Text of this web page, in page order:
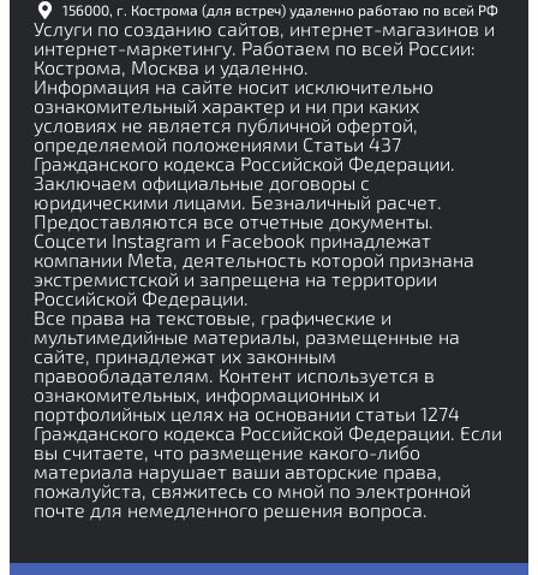
156000, г. Кострома (для встреч) удаленно работаю по всей РФ
Услуги по созданию сайтов, интернет-магазинов и
интернет-маркетингу. Работаем по всей России:
Кострома, Москва и удаленно.
Информация на сайте носит исключительно
ознакомительный характер и ни при каких
условиях не является публичной офертой,
определяемой положениями Статьи 437
Гражданского кодекса Российской Федерации.
Заключаем официальные договоры с
юридическими лицами. Безналичный расчет.
Предоставляются все отчетные документы.
Соцсети Instagram и Facebook принадлежат
компании Meta, деятельность которой признана
экстремистской и запрещена на территории
Российской Федерации.
Все права на текстовые, графические и
мультимедийные материалы, размещенные на
сайте, принадлежат их законным
правообладателям. Контент используется в
ознакомительных, информационных и
портфолийных целях на основании статьи 1274
Гражданского кодекса Российской Федерации. Если
вы считаете, что размещение какого-либо
материала нарушает ваши авторские права,
пожалуйста, свяжитесь со мной по электронной
почте для немедленного решения вопроса.
Политика конфиденциальности